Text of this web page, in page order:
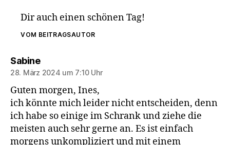
Dir auch einen schönen Tag!
VOM BEITRAGSAUTOR
Sabinesagt:
28. März 2024 um 7:10 Uhr
Guten morgen, Ines,
ich könnte mich leider nicht entscheiden, denn
ich habe so einige im Schrank und ziehe die
meisten auch sehr gerne an. Es ist einfach
morgens unkompliziert und mit einem